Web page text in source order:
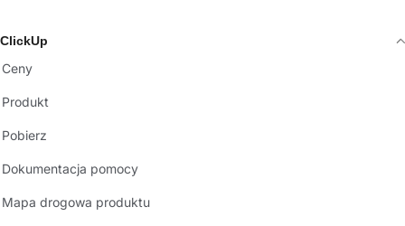
ClickUp
Ceny
Produkt
Pobierz
Dokumentacja pomocy
Mapa drogowa produktu